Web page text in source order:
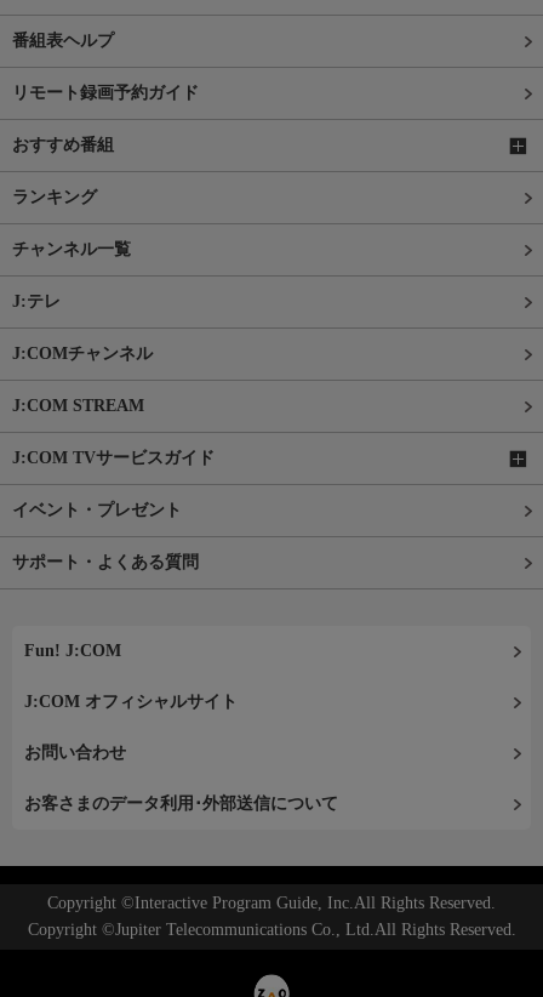
番組表ヘルプ
リモート録画予約ガイド
おすすめ番組
ランキング
チャンネル一覧
J:テレ
J:COMチャンネル
J:COM STREAM
J:COM TVサービスガイド
イベント・プレゼント
サポート・よくある質問
Fun! J:COM
J:COM オフィシャルサイト
お問い合わせ
お客さまのデータ利用･外部送信について
Copyright ©Interactive Program Guide, Inc.All Rights Reserved.
Copyright ©Jupiter Telecommunications Co., Ltd.All Rights Reserved.